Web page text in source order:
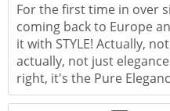
For the first time in over
coming back to Europe
it with STYLE! Actually,
actually, not just
right, it's the Pure